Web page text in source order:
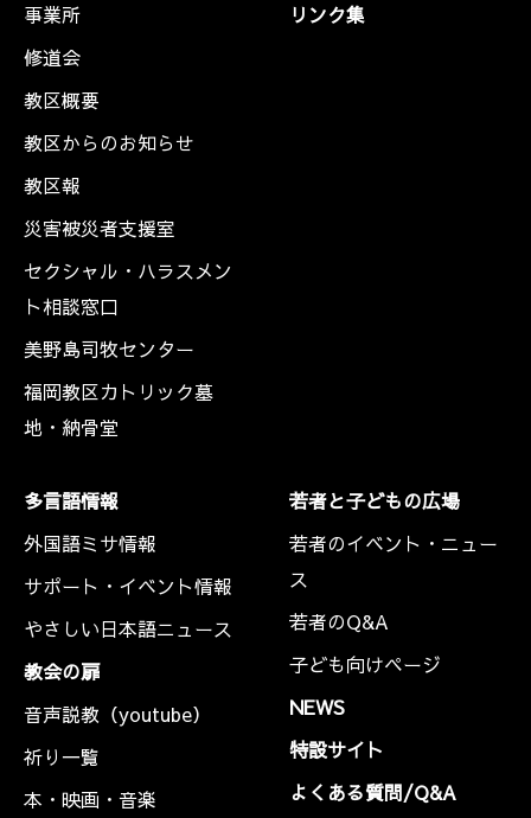
事業所
修道会
教区概要
教区からのお知らせ
教区報
災害被災者支援室
セクシャル・ハラスメン
ト相談窓口
美野島司牧センター
福岡教区カトリック墓
地・納骨堂
リンク集
多言語情報
外国語ミサ情報
サポート・イベント情報
やさしい日本語ニュース
教会の扉
音声説教（youtube）
祈り一覧
本・映画・音楽
若者と子どもの広場
若者のイベント・ニュー
ス
若者のQ&A
子ども向けページ
NEWS
特設サイト
よくある質問/Q&A